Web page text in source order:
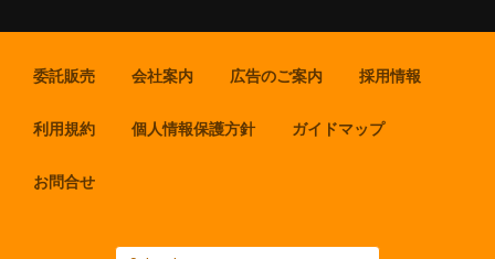
委託販売 会社案内 広告のご案内 採用情報
利用規約 個人情報保護方針 ガイドマップ
お問合せ